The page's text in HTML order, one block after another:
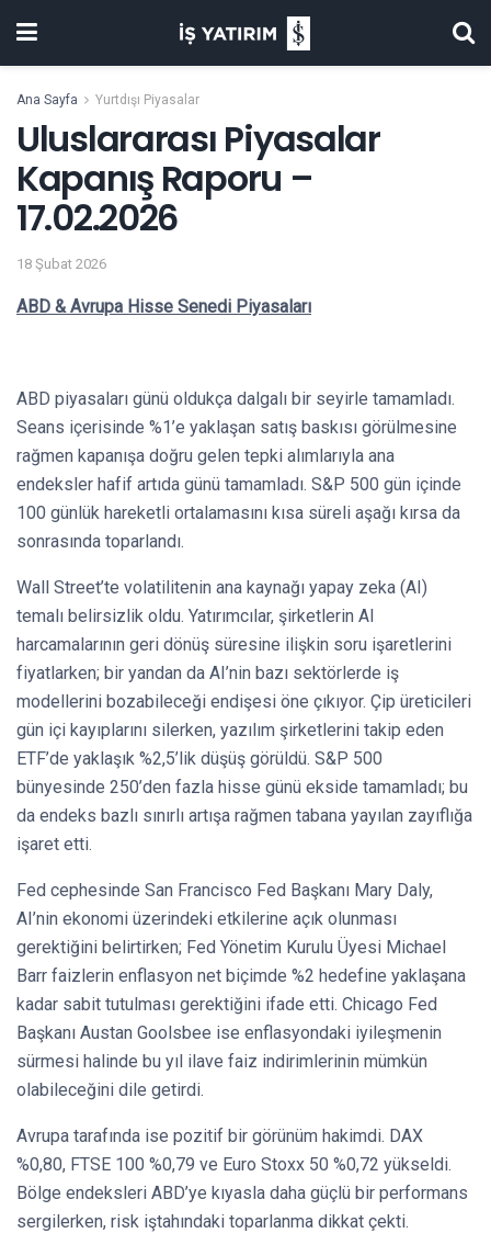
Ana Sayfa Yurtdışı Piyasalar
Uluslararası Piyasalar
Kapanış Raporu –
17.02.2026
18 Şubat 2026
ABD & Avrupa Hisse Senedi Piyasaları
ABD piyasaları günü oldukça dalgalı bir seyirle tamamladı.
Seans içerisinde %1’e yaklaşan satış baskısı görülmesine
rağmen kapanışa doğru gelen tepki alımlarıyla ana
endeksler hafif artıda günü tamamladı. S&P 500 gün içinde
100 günlük hareketli ortalamasını kısa süreli aşağı kırsa da
sonrasında toparlandı.
Wall Street’te volatilitenin ana kaynağı yapay zeka (AI)
temalı belirsizlik oldu. Yatırımcılar, şirketlerin AI
harcamalarının geri dönüş süresine ilişkin soru işaretlerini
fiyatlarken; bir yandan da AI’nin bazı sektörlerde iş
modellerini bozabileceği endişesi öne çıkıyor. Çip üreticileri
gün içi kayıplarını silerken, yazılım şirketlerini takip eden
ETF’de yaklaşık %2,5’lik düşüş görüldü. S&P 500
bünyesinde 250’den fazla hisse günü ekside tamamladı; bu
da endeks bazlı sınırlı artışa rağmen tabana yayılan zayıflığa
işaret etti.
Fed cephesinde San Francisco Fed Başkanı Mary Daly,
AI’nin ekonomi üzerindeki etkilerine açık olunması
gerektiğini belirtirken; Fed Yönetim Kurulu Üyesi Michael
Barr faizlerin enflasyon net biçimde %2 hedefine yaklaşana
kadar sabit tutulması gerektiğini ifade etti. Chicago Fed
Başkanı Austan Goolsbee ise enflasyondaki iyileşmenin
sürmesi halinde bu yıl ilave faiz indirimlerinin mümkün
olabileceğini dile getirdi.
Avrupa tarafında ise pozitif bir görünüm hakimdi. DAX
%0,80, FTSE 100 %0,79 ve Euro Stoxx 50 %0,72 yükseldi.
Bölge endeksleri ABD’ye kıyasla daha güçlü bir performans
sergilerken, risk iştahındaki toparlanma dikkat çekti.